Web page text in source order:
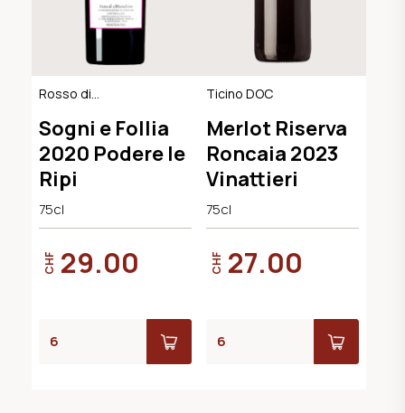
Rosso di
BIO-Demeter
Sogni e Follia
2020 Podere le
Ripi
75cl
CHF 29.00
Ticino DOC
Merlot Riserva
Roncaia 2023
Vinattieri
75cl
CHF 27.00